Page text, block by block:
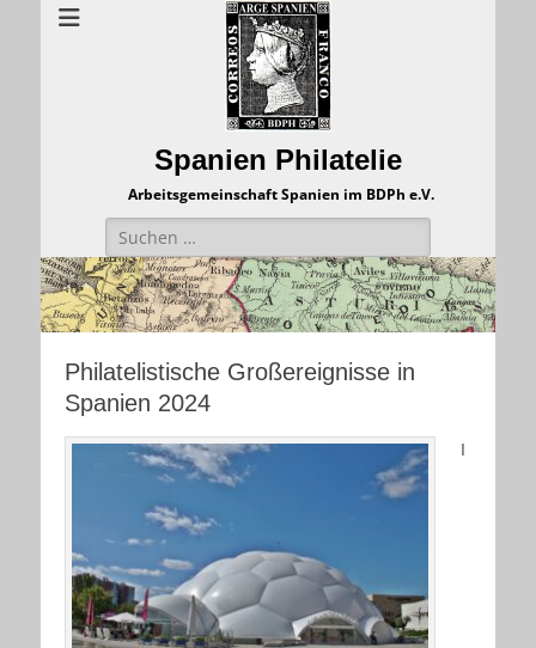
Spanien Philatelie
Arbeitsgemeinschaft Spanien im BDPh e.V.
Suchen
nach:
Philatelistische Großereignisse in
Spanien 2024
I